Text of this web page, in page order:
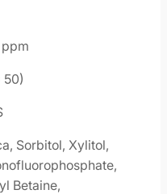
Sorbitol, Xylitol,
Betaine,